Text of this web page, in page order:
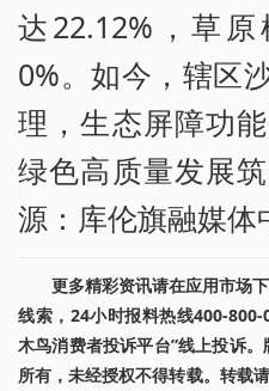
达22.12%，草
0%。如今，辖区
理，生态屏障功
绿色高质量发展
源：库伦旗融媒体
更多精彩资讯请在应用市场
线索，24小时报料热线400-
木鸟消费者投诉平台”线上投诉
所有，未经授权不得转载。转